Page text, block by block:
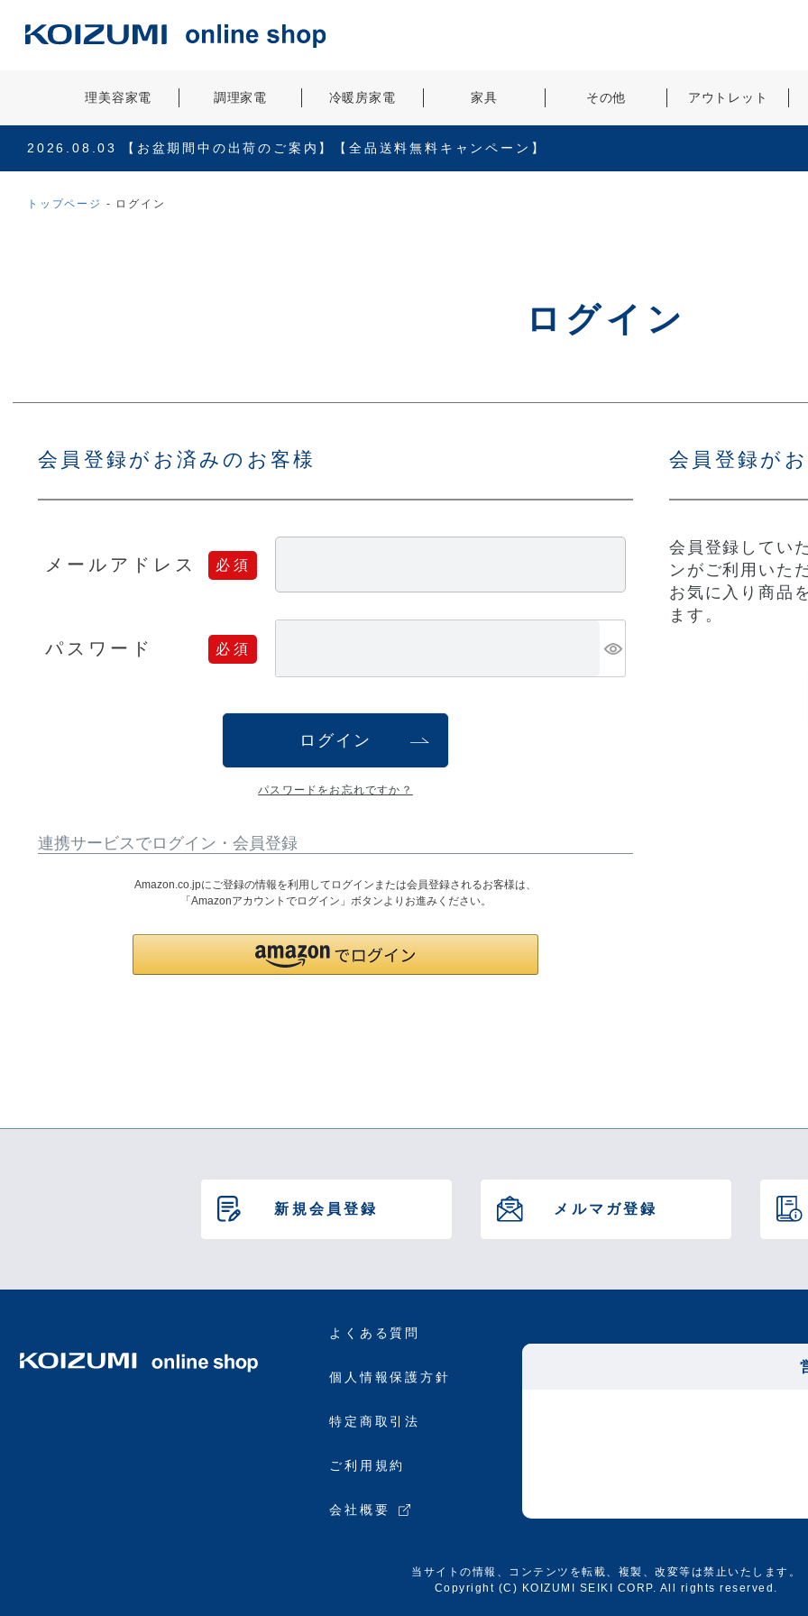
理美容家電 調理家電 冷暖房家電 家具 その他 アウトレット
2026.08.03 【お盆期間中の出荷のご案内】【全品送料無料キャンペーン】
トップページ ログイン
ログイン
会員登録がお済みのお客様
メールアドレス
パスワード
ログイン
パスワードをお忘れですか？
連携サービスでログイン・会員登録
Amazon.co.jpにご登録の情報を利用してログインまたは会員登録されるお客様は、
「Amazonアカウントでログイン」ボタンよりお進みください。
会員登録が
会員登録してい
ンがご利用いた
お気に入り商品
ます。
新規会員登録 メルマガ登録
よくある質問
個人情報保護方針
特定商取引法
ご利用規約
会社概要
当サイトの情報、コンテンツを転載、複製、改変等は禁止いたします。
Copyright (C) KOIZUMI SEIKI CORP. All rights reserved.